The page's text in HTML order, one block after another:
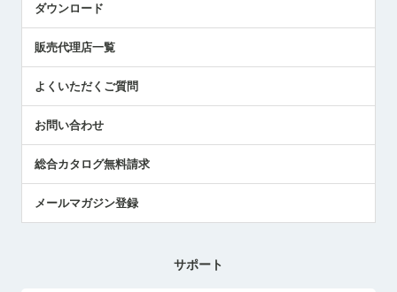
社員ブログ
中小企業のBCP地震対策
センサのテクニカルガイド
社長ブログ
ダウンロード
販売代理店一覧
よくいただくご質問
お問い合わせ
総合カタログ無料請求
メールマガジン登録
サポート